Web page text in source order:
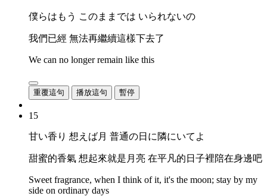
僕らはもう このままでは いられないの
我們已經 無法再繼續這樣下去了
We can no longer remain like this
重覆這句 播放這句 暫停
15
甘い香り 想えば月 普通の日に隣にいてよ
甜蜜的香氣 想起來就是月亮 在平凡的日子裡陪在身邊吧
Sweet fragrance, when I think of it, it's the moon; stay by my
side on ordinary days